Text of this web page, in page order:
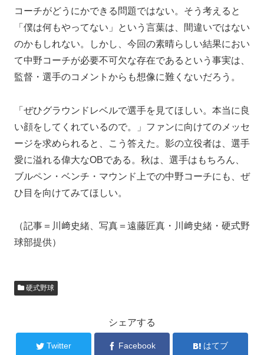
コーチがどうにかできる問題ではない。そう考えると
「僕は何もやってない」という言葉は、間違いではない
のかもしれない。しかし、今回の素晴らしい結果におい
て中野コーチが必要不可欠な存在であるという事実は、
監督・選手のコメントからも想像に難くないだろう。
「ぜひグラウンドレベルで選手を見てほしい。本当に良
い顔をしてくれているので。」ファンに向けてのメッセ
ージを求められると、こう答えた。影の立役者は、選手
愛に溢れる偉大なOBである。秋は、選手はもちろん、
ブルペン・ベンチ・マウンド上での中野コーチにも、ぜ
ひ目を向けてみてほしい。
（記事＝川﨑史緒、写真＝遠藤匠真・川﨑史緒・硬式野
球部提供）
硬式野球
シェアする
Twitter Facebook はてブ